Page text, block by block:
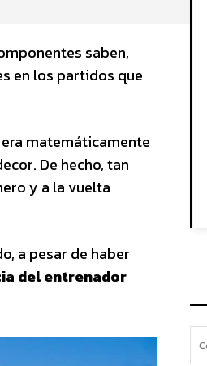
saben,
en los partidos que
matemáticamente
De hecho, tan
y a la vuelta
a pesar de haber
del entrenador